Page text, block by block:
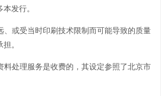
发行。
或受当时印刷技术限制而可能导致的质量
。
处理服务是收费的，其设定参照了北京市